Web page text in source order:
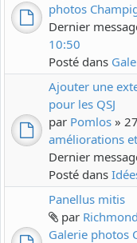
photos
Dernier
10:50
Posté dans
Ajouter une
pour les QSJ
par Pomlos »
améliorations
Dernier
Posté dans
Panellus mitis
par
Galerie photos